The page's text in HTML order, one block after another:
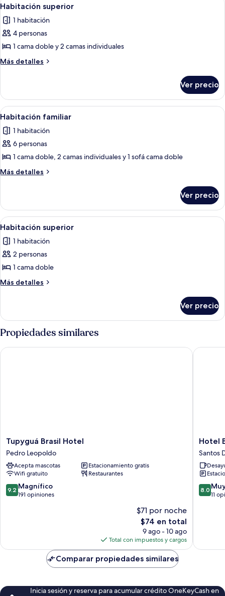
todas
las
fotos
de
Habitación
5
Habitación superior
1 habitación
4 personas
1 cama doble y 2 camas individuales
Más detalles
Más
superior
Ver precio
Abrir
todas
las
fotos
de
Habitación
Escritorio, espacio para trabajar con
4
Habitación familiar
1 habitación
6 personas
1 cama doble, 2 camas individuales y 1 sofá cama doble
Más detalles
Más
familiar
Ver precio
Abrir
todas
las
fotos
de
Habitación
Escritorio, espacio para trabajar con
8
Habitación superior
1 habitación
2 personas
1 cama doble
Más detalles
Más
superior
Ver precio
Propiedades similares
Tupyguá
Brasil
Hotel
Pedro
Leopoldo
Tupyguá Brasil Hotel
Pedro Leopoldo
Acepta mascotas
Estacionamiento gratis
Wifi gratuito
Restaurantes
9.2
de
9.2 Magnífico
191 opiniones
$71 por noche
El
precio
actual
es
de
$74
$74 en total
9 ago - 10 ago
Total con impuestos y cargos
Tupyguá Brasil Hotel
Hotel
Barroso
Santos
Dumont
Hotel
Santos
8.0
de
8.0
11
Hotel
Comparar propiedades similares
Inicia sesión y reserva para acumular crédito OneKeyCash en